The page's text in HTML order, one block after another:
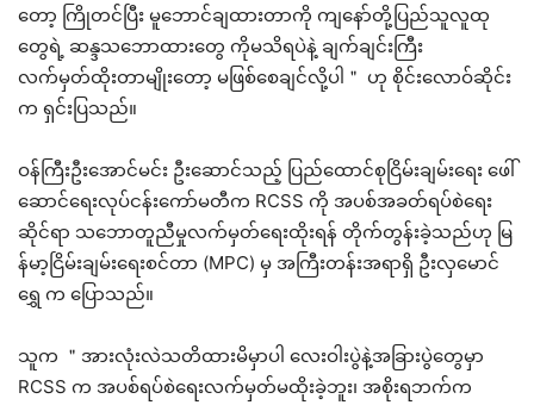
တော့ ကြိုတင်ပြီး မူဘောင်ချထားတာကို ကျနော်တို့ပြည်သူလူထု
တွေရဲ့ ဆန္ဒသဘောထားတွေ ကိုမသိရပဲနဲ့ ချက်ချင်းကြီး
လက်မှတ်ထိုးတာမျိုးတော့ မဖြစ်စေချင်လို့ပါ＂ ဟု စိုင်းလောဝ်ဆိုင်း
က ရှင်းပြသည်။
ဝန်ကြီးဦးအောင်မင်း ဦးဆောင်သည့် ပြည်ထောင်စုငြိမ်းချမ်းရေး ဖေါ်
ဆောင်ရေးလုပ်ငန်းကော်မတီက RCSS ကို အပစ်အခတ်ရပ်စဲရေး
ဆိုင်ရာ သဘောတူညီမှုလက်မှတ်ရေးထိုးရန် တိုက်တွန်းခဲ့သည်ဟု မြ
န်မာ့ငြိမ်းချမ်းရေးစင်တာ (MPC) မှ အကြီးတန်းအရာရှိ ဦးလှမောင်
ရွှေ က ပြောသည်။
သူက ＂အားလုံးလဲသတိထားမိမှာပါ လေးဝါးပွဲနဲ့အခြားပွဲတွေမှာ
RCSS က အပစ်ရပ်စဲရေးလက်မှတ်မထိုးခဲ့ဘူး၊ အစိုးရဘက်က